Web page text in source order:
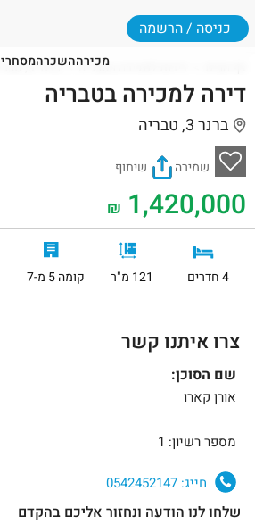
מכירההשכרהמסחרי
כניסה / הרשמה
דירות למכירה בטבריה ברנר 3, טבריה
דירה למכירה בטבריה
ברנר 3, טבריה
שמירה שיתוף
1,420,000
₪
4 חדרים 121 מ"ר קומה 5 מ-7
צרו איתנו קשר
שם הסוכן:
אורן קארו
מספר רשיון: 1
חייג:
שלחו לנו הודעה ונחזור אליכם בהקדם